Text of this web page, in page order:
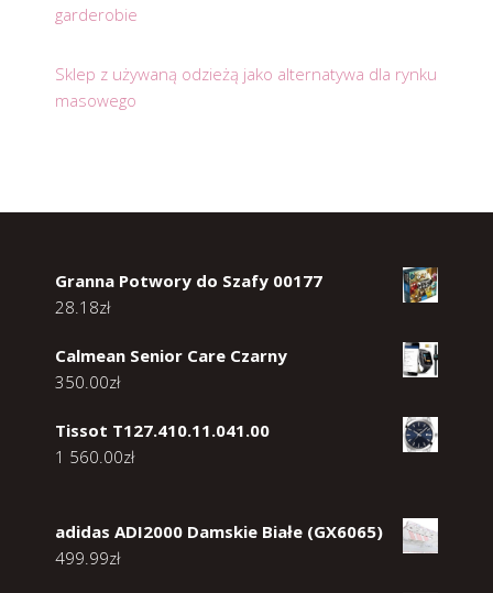
garderobie
Sklep z używaną odzieżą jako alternatywa dla rynku
masowego
Granna Potwory do Szafy 00177
28.18zł
Calmean Senior Care Czarny
350.00zł
Tissot T127.410.11.041.00
1 560.00zł
adidas ADI2000 Damskie Białe (GX6065)
499.99zł